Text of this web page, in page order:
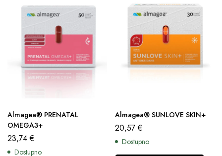
Almagea® PRENATAL
OMEGA3+
23,74€
Dostupno
Almagea® SUNLOVE SKIN+
20,57€
Dostupno